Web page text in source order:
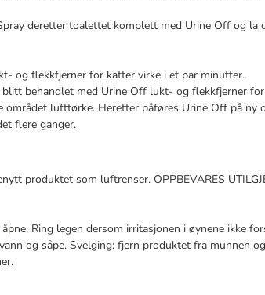
deretter toalettet komplett med Urine Off og la
og flekkfjerner for katter virke i et par minutter.
behandlet med Urine Off lukt- og flekkfjerner
lufttørke. Heretter påføres Urine Off på ny
flere ganger.
produktet som luftrenser. OPPBEVARES
Ring legen dersom irritasjonen i øynene ikke
og såpe. Svelging: fjern produktet fra munnen